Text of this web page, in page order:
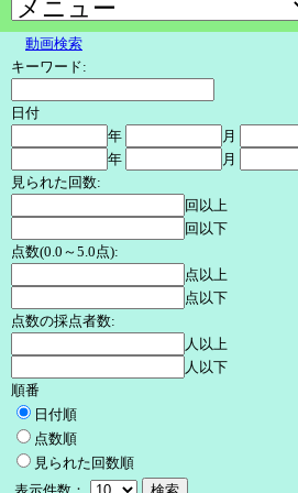
動画検索
キーワード:
日付
年
月
年
月
見られた回数:
回以上
回以下
点数(0.0～5.0点):
点以上
点以下
点数の採点者数:
人以上
人以下
順番
日付順
点数順
見られた回数順